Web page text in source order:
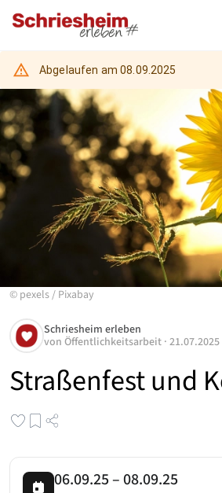
Abgelaufen am08.09.2025
© pexels/ Pixabay
Straßenfest und
Schriesheim erleben
von Öffentlichkeitsarbeit · 21.07.2025
06.09.25–08.09.25